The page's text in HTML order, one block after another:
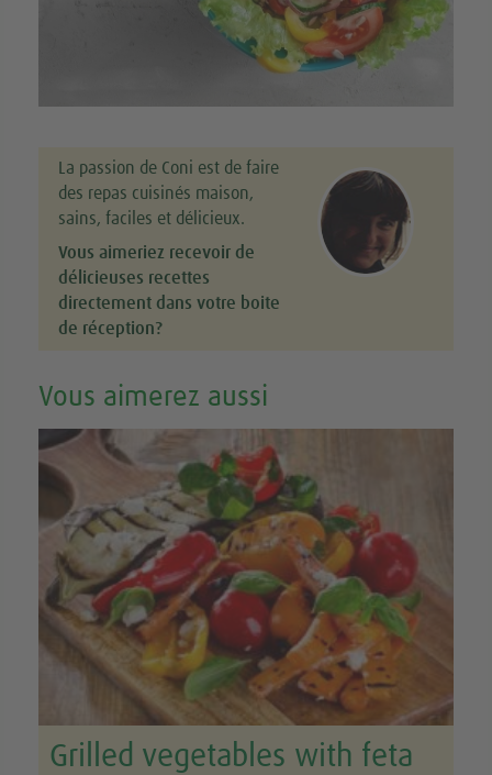
La passion de Coni est de faire
des repas cuisinés maison,
sains, faciles et délicieux.
Vous aimeriez recevoir de
délicieuses recettes
directement dans votre boite
de réception?
Vous aimerez aussi
Grilled vegetables with feta